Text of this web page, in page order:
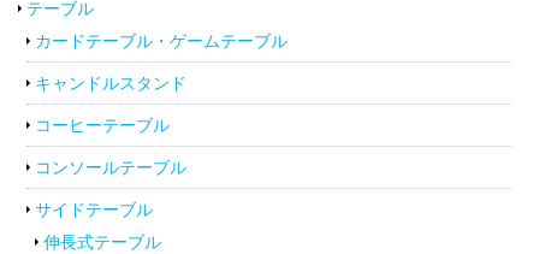
テーブル
カードテーブル・ゲームテーブル
キャンドルスタンド
コーヒーテーブル
コンソールテーブル
サイドテーブル
伸長式テーブル